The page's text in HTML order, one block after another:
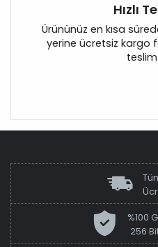
Hızlı
Ürününüz en kısa
yerine ücretsiz kargo
%100
256